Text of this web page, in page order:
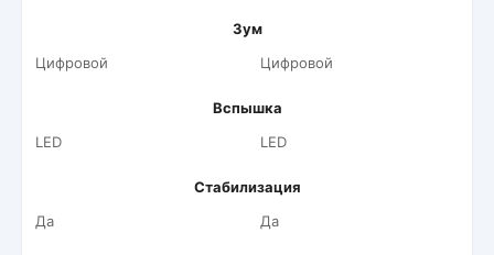
Зум
Цифровой
Цифровой
Вспышка
LED
LED
Стабилизация
Да
Да